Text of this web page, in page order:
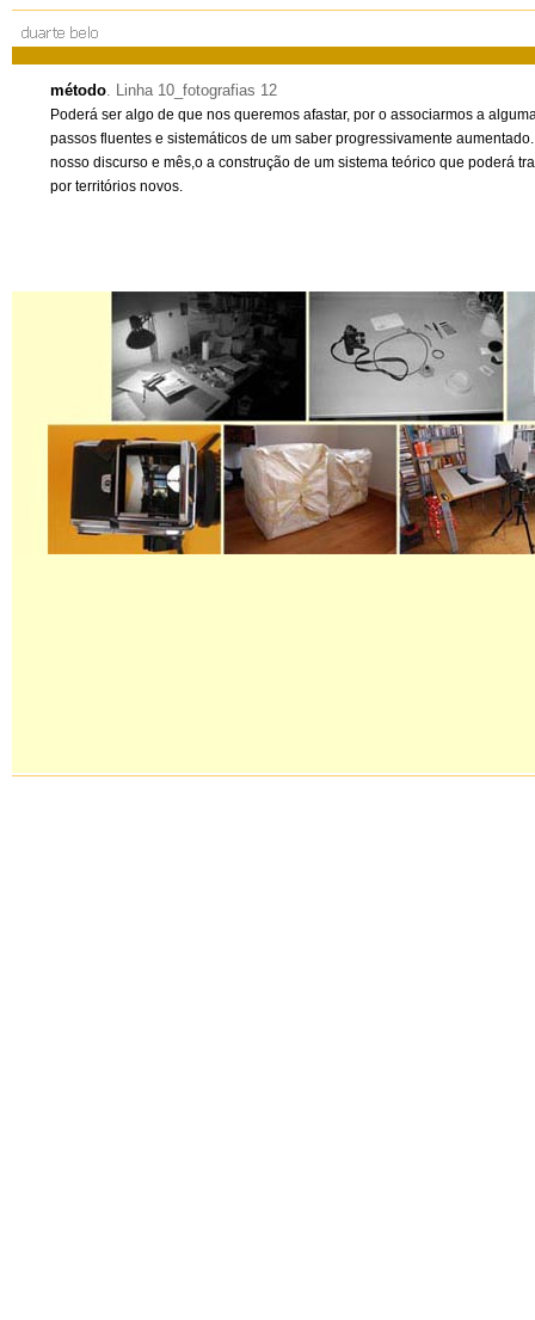
método. Linha 10_fotografias 12
Poderá ser algo de que nos queremos afastar, por o associarmos a
passos fluentes e sistemáticos de um saber progressivamente
nosso discurso e mês,o a construção de um sistema teórico que poderá
por territórios novos.